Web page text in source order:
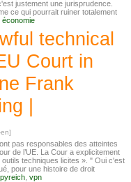
justement une jurisprudence.
ce qui pourrait ruiner totalement
économie
technical
Court in
Frank
|
pas responsables des atteintes
de l’UE. La Cour a explicitement
techniques licites ». " Oui c'est
pour une histoire de droit
vpn